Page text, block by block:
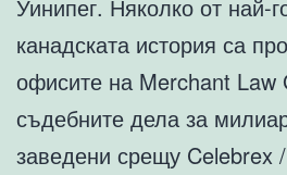
Уинипег. Няколко от най-
канадската история са
офисите на Merchant Law
съдебните дела за
заведени срещу Celebrex